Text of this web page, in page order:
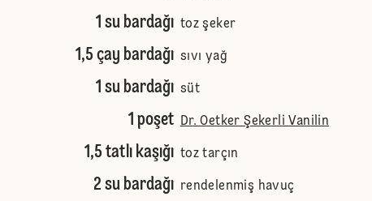
1 su bardağı toz şeker
1,5 çay bardağı sıvı yağ
1 su bardağı süt
1 poşet Dr. Oetker Şekerli Vanilin
1,5 tatlı kaşığı toz tarçın
2 su bardağı rendelenmiş havuç